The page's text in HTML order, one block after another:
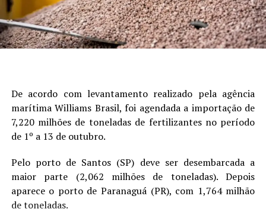
De acordo com levantamento realizado pela agência
marítima Williams Brasil, foi agendada a importação de
7,220 milhões de toneladas de fertilizantes no período
de 1º a 13 de outubro.
Pelo porto de Santos (SP) deve ser desembarcada a
maior parte (2,062 milhões de toneladas). Depois
aparece o porto de Paranaguá (PR), com 1,764 milhão
de toneladas.